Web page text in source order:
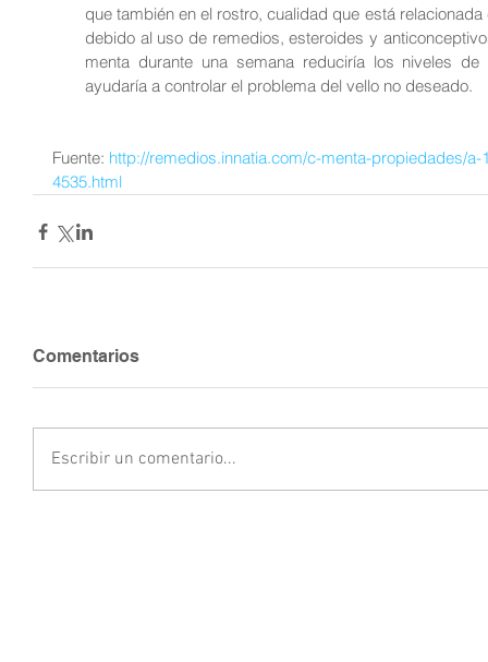
que también en el rostro, cualidad que está
debido al uso de remedios, esteroides y
menta durante una semana reduciría los niveles
ayudaría a controlar el problema del vello no deseado.
Fuente: http://remedios.innatia.com/c-menta-propiedades/
4535.html
Comentarios
Escribir un comentario...